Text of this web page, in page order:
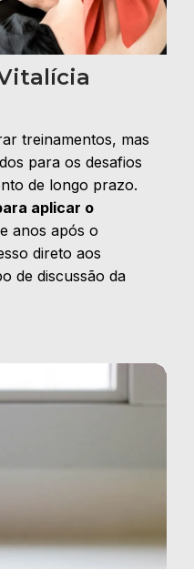
treinamentos, mas
para os desafios
de longo prazo.
aplicar o
anos após o
direto aos
de discussão da